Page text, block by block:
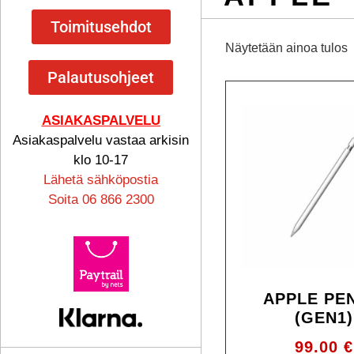
Toimitusehdot
Palautusohjeet
ASIAKASPALVELU
Asiakaspalvelu vastaa arkisin
klo 10-17
Lähetä sähköpostia
Soita 06 866 2300
Näytetään ainoa tulos
APPLE
(GEN1)
99.00€